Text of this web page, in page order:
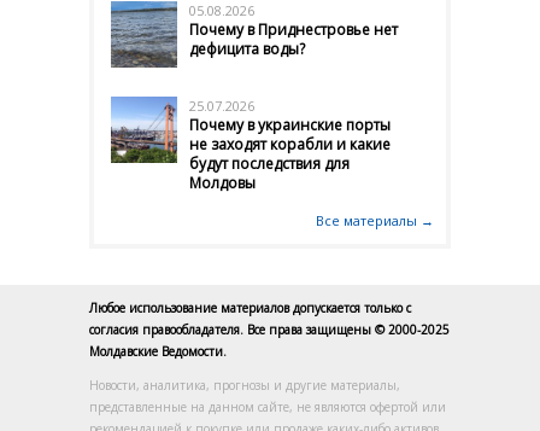
05.08.2026
Почему в Приднестровье нет
дефицита воды?
25.07.2026
Почему в украинские порты
не заходят корабли и какие
будут последствия для
Молдовы
Все материалы →
Любое использование материалов допускается только с
согласия правообладателя. Все права защищены © 2000-2025
Молдавские Ведомости.
Новости, аналитика, прогнозы и другие материалы,
представленные на данном сайте, не являются офертой или